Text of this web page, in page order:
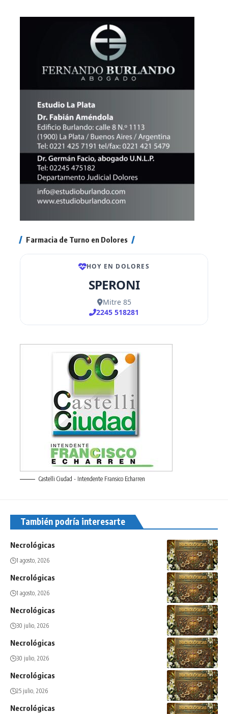
Farmacia de Turno en Dolores
Castelli Ciudad - Intendente Fransico Echarren
También podría interesarte
Necrológicas
1 agosto, 2026
Necrológicas
1 agosto, 2026
Necrológicas
30 julio, 2026
Necrológicas
30 julio, 2026
Necrológicas
25 julio, 2026
Necrológicas